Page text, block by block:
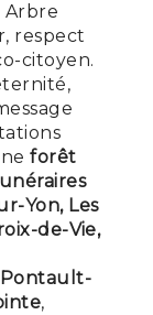
Arbre
respect
citoyen.
forêt
Yon, Les
de-Vie,
Pontault-
,